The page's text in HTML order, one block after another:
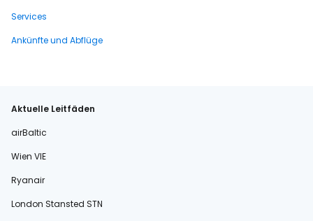
Services
Ankünfte und Abflüge
Aktuelle Leitfäden
airBaltic
Wien VIE
Ryanair
London Stansted STN